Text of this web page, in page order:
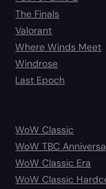
The Finals
Valorant
Where Winds Meet
Windrose
Last Epoch
WoW Classic
WoW TBC
WoW Classic Era
WoW Classic